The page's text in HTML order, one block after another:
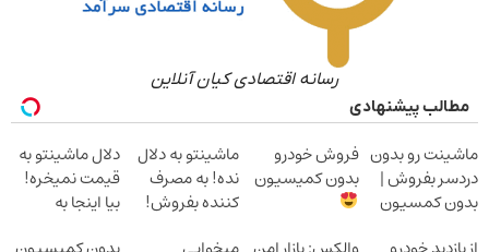
رسانه اقتصادی کیان آنلاین
مطالب پیشنهادی
ماشینت رو بدون
دردسر بفروش |
بدون کمسیون
فروش خودرو
بدون کمیسیون
ماشینتو به دلال
نده! به مصرف
کننده بفروش!
دلال ماشینتو به
قیمت نمیخره!
بیا اینجا به